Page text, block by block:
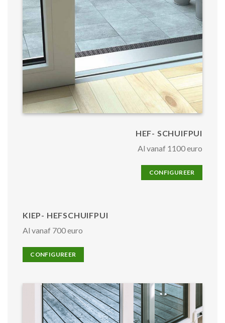
HEF- SCHUIFPUI
Al vanaf 1100 euro
CONFIGUREER
KIEP- HEFSCHUIFPUI
Al vanaf 700 euro
CONFIGUREER